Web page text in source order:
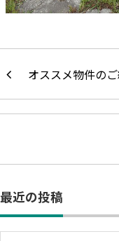
オススメ物件の
最近の投稿